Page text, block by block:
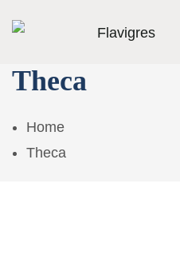
Theca
Home
Theca